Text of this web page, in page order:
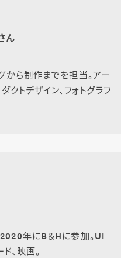
ん
から制作までを担当。アー
クトデザイン、フォトグラフ
年にB＆Hに参加。UI
、映画。